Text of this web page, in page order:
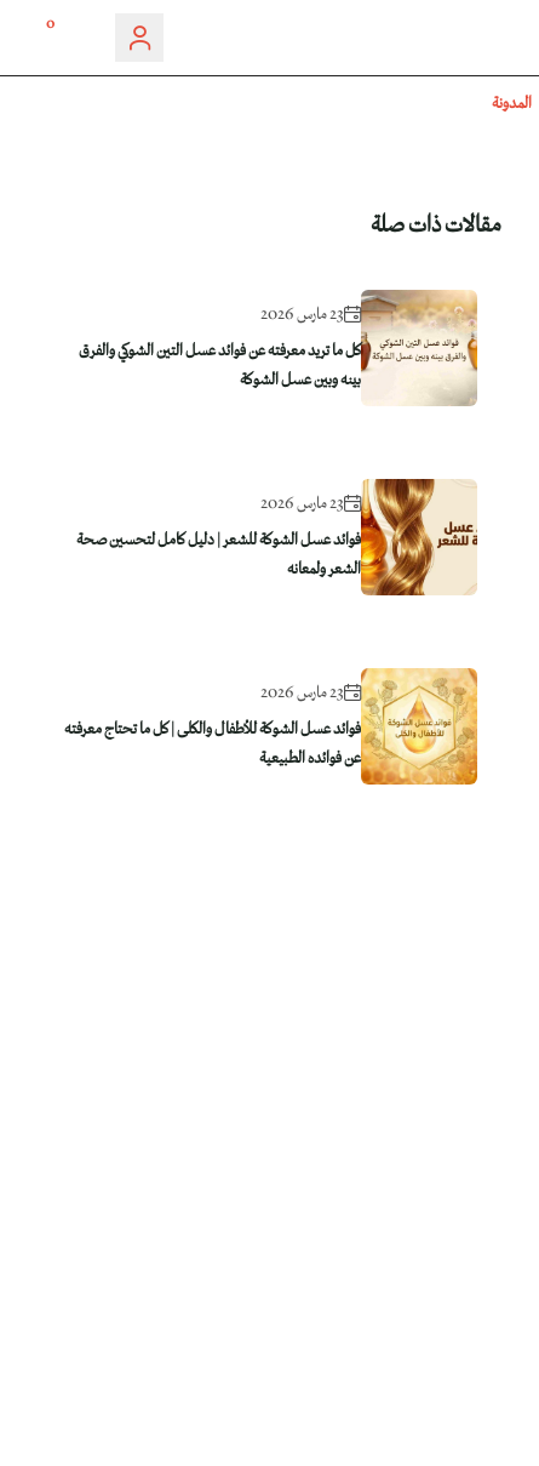
0
المدونة
مقالات ذات صلة
23 مارس 2026
كل ما تريد معرفته عن فوائد عسل التين الشوكي والفرق
بينه وبين عسل الشوكة
23 مارس 2026
فوائد عسل الشوكة للشعر | دليل كامل لتحسين صحة
الشعر ولمعانه
23 مارس 2026
فوائد عسل الشوكة للأطفال والكلى | كل ما تحتاج معرفته
عن فوائده الطبيعية